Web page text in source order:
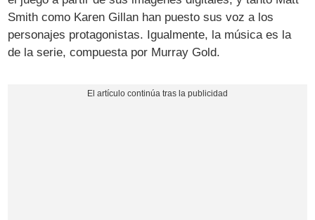
Smith como Karen Gillan han puesto sus voz a los
personajes protagonistas. Igualmente, la música es la
de la serie, compuesta por Murray Gold.